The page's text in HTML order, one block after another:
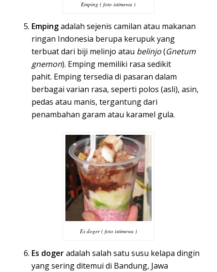
Emping ( foto istimewa )
Empingadalah sejenis camilan atau makanan
ringan Indonesia berupa kerupukyang
terbuat dari biji melinjo atau belinjo(Gnetum
gnemon). Emping memiliki rasa sedikit
pahit. Emping tersedia di pasaran dalam
berbagai varian rasa, seperti polos (asli), asin,
pedas atau manis, tergantung dari
penambahan garam atau karamel gula.
Es doger ( foto istimewa )
Es dogeradalah salah satu susu kelapa dingin
yang sering ditemui di Bandung, Jawa